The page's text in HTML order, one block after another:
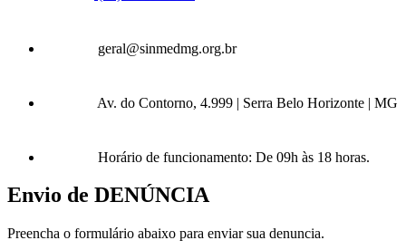
geral@sinmedmg.org.br
Av. do Contorno, 4.999 | Serra Belo Horizonte | MG
Horário de funcionamento: De 09h às 18 horas.
Envio de DENÚNCIA
Preencha o formulário abaixo para enviar sua denuncia.